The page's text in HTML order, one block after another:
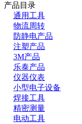
产品目录
通用工具
物流周转
防静电产品
注塑产品
3M产品
乐泰产品
仪器仪表
小型电子设备
焊接工具
精密测量
电动工具